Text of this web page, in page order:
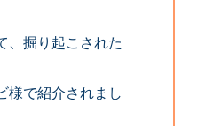
、掘り起こされた
様で紹介されまし